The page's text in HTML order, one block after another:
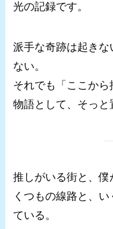
光の記録です。
派手な奇跡は起きな
ない。
それでも「ここか
物語として、そっと
推しがいる街と、
くつもの線路と、
ている。